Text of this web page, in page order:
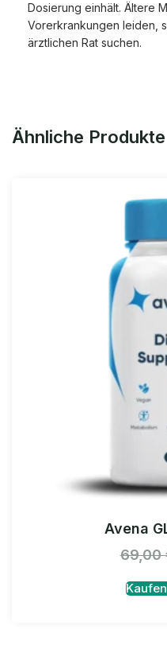
Dosierung einhält. Ältere
Vorerkrankungen leiden,
ärztlichen Rat suchen.
Ähnliche Produkte
Avena
69,00